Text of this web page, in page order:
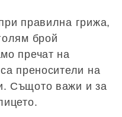
правилна грижа,
брой
пречат на
преносители на
Същото важи и за